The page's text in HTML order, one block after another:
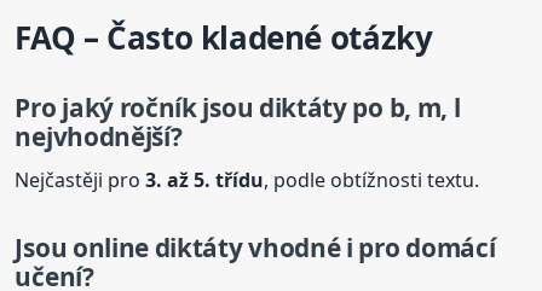
FAQ – Často kladené otázky
Pro jaký ročník jsou diktátypo b, m, l
nejvhodnější?
Nejčastěji pro3. až 5. třídu, podle obtížnosti textu.
Jsou online diktátyvhodné i pro domácí
učení?